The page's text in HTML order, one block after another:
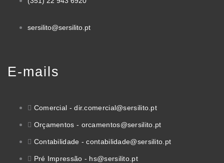
sersilito@sersilito.pt
E-mails
Comercial - dir.comercial@sersilito.pt
Orçamentos - orcamentos@sersilito.pt
Contabilidade - contabilidade@sersilito.pt
Pré Impressão - hs@sersilito.pt